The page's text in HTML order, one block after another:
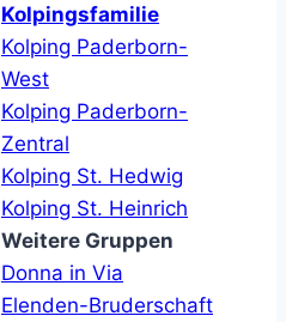
Kolpingsfamilie
Kolping Paderborn-
West
Kolping Paderborn-
Zentral
Kolping St. Hedwig
Kolping St. Heinrich
Weitere Gruppen
Donna in Via
Elenden-Bruderschaft